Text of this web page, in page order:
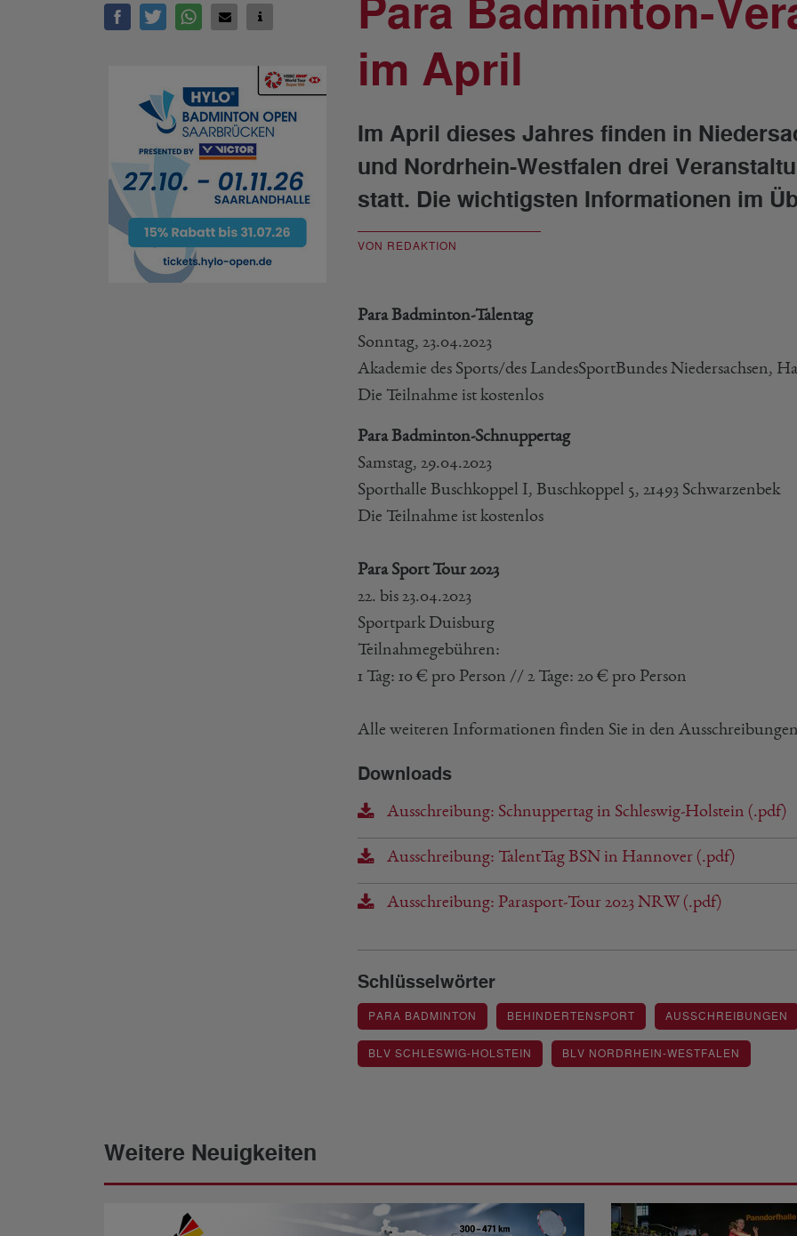
Para Badminton-
im April
Im April dieses Jahres finden in
und Nordrhein-Westfalen drei
statt. Die wichtigsten Informationen im
VON REDAKTION
Para Badminton-Talentag
Sonntag, 23.04.2023
Akademie des Sports/des LandesSportBundes Niedersachsen,
Die Teilnahme ist kostenlos
Para Badminton-Schnuppertag
Samstag, 29.04.2023
Sporthalle Buschkoppel I, Buschkoppel 5, 21493 Schwarzenbek
Die Teilnahme ist kostenlos
Para Sport Tour 2023
22. bis 23.04.2023
Sportpark Duisburg
Teilnahmegebühren:
1 Tag: 10 € pro Person // 2 Tage: 20 € pro Person
Alle weiteren Informationen finden Sie in den
Downloads
Ausschreibung: Schnuppertag in Schleswig-Holstein (.pdf)
Ausschreibung: TalentTag BSN in Hannover (.pdf)
Ausschreibung: Parasport-Tour 2023 NRW (.pdf)
Schlüsselwörter
PARA BADMINTON BEHINDERTENSPORT AUSSCHREIBUNGEN
BLV SCHLESWIG-HOLSTEIN BLV NORDRHEIN-WESTFALEN
Weitere Neuigkeiten